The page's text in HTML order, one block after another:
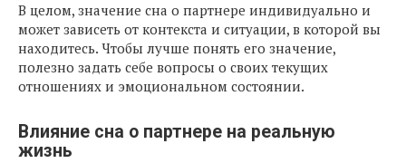
В целом, значение сна о партнере индивидуально и
может зависеть от контекста и ситуации, в которой вы
находитесь. Чтобы лучше понять его значение,
полезно задать себе вопросы о своих текущих
отношениях и эмоциональном состоянии.
Влияние сна о партнере на реальную
жизнь